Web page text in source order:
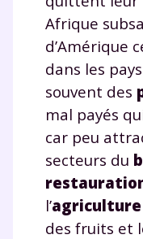
Afrique
d’Amérique
dans les
souvent des
mal payés
car peu
secteurs du
l’agriculture
des fruits et